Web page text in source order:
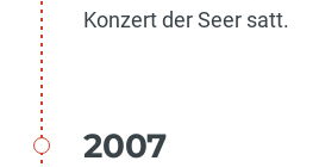
Konzert der Seer satt.
2007